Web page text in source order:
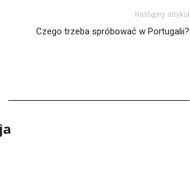
Następny artykuł
Czego trzeba spróbować w Portugalii?